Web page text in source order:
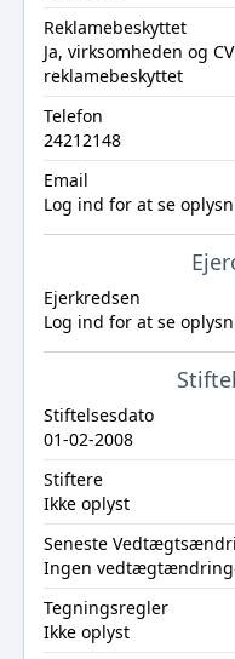
Reklamebeskyttet
Ja, virksomheden og
reklamebeskyttet
Telefon
24212148
Email
Log ind for at se
Ejerkredsen
Log ind for at se
Stiftelsesdato
01-02-2008
Stiftere
Ikke oplyst
Seneste
Ingen
Tegningsregler
Ikke oplyst